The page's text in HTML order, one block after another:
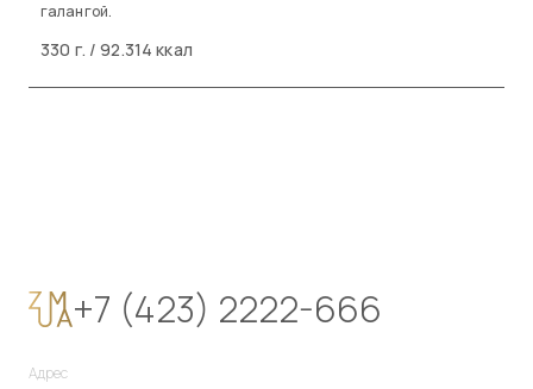
галангой.
330 г. / 92.314 ккал
+7 (423) 2222-666
Адрес